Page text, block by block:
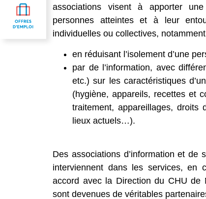
associations visent à apporter
personnes atteintes et à leur
individuelles ou collectives,
en réduisant l’isolement d’une
par de l’information, avec
etc.) sur les caractéristiques
(hygiène, appareils, recettes et
traitement, appareillages, droits
lieux actuels…).
Des associations d’information et
interviennent dans les services, en
accord avec la Direction du CHU de
sont devenues de véritables